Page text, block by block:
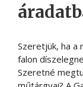
Szeretjük, ha a
falon
Szeretné